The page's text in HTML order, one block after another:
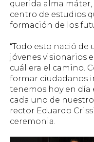
querida alma
centro de estudios
formación de los
“Todo esto nació
jóvenes visionarios
cuál era el camino.
formar ciudadanos
tenemos hoy en día
cada uno de
rector Eduardo
ceremonia.